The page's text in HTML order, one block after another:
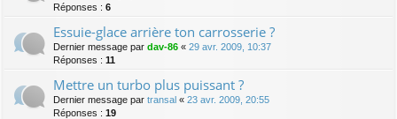
Réponses : 6
Essuie-glace arrière ton carrosserie ?
Dernier message par dav-86 « 29 avr. 2009, 10:37
Réponses : 11
Mettre un turbo plus puissant ?
Dernier message par transal « 23 avr. 2009, 20:55
Réponses : 19